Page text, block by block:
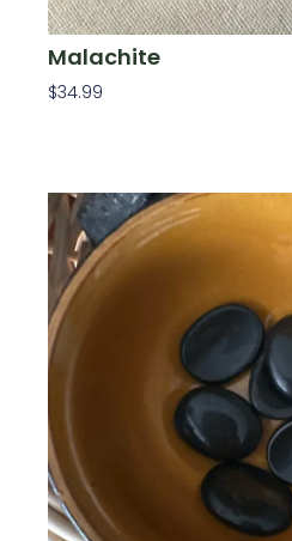
Malachite
$34.99